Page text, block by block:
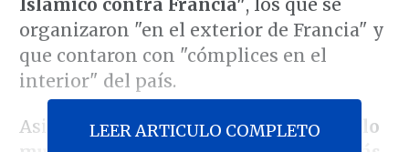
Islámico contra Francia", los que se
organizaron "en el exterior de Francia" y
que contaron con "cómplices en el
interior" del país.
Asimismo,el mandatario cifró en 127 lo
LEER ARTICULO COMPLETO